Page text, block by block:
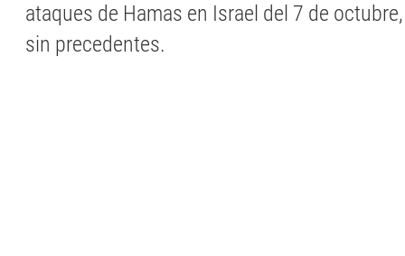
ataques de Hamas en Israel del 7 de
sin precedentes.